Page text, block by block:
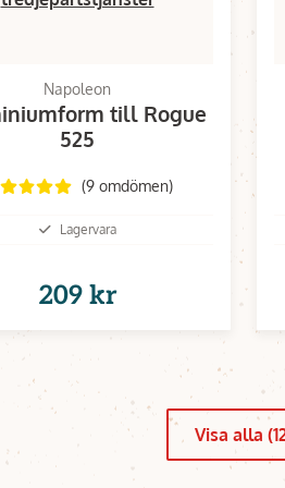
Napoleon
till Rogue
525
(9 omdömen)
Lagervara
209 kr
Visa alla